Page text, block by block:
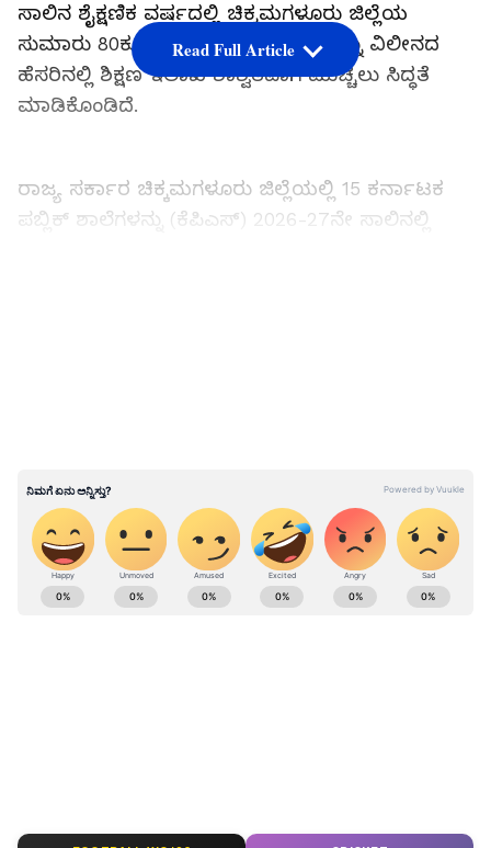
ಸಾಲಿನ ಶೈಕ್ಷಣಿಕ ವರ್ಷದಲ್ಲಿ ಚಿಕ್ಕಮಗಳೂರು ಜಿಲ್ಲೆಯ
ಸುಮಾರು 80ಕ್ಕೂ ಅಧಿಕ ಸರ್ಕಾರಿ ಶಾಲೆಗಳನ್ನು ವಿಲೀನದ
ಹೆಸರಿನಲ್ಲಿ ಶಿಕ್ಷಣ ಇಲಾಖೆ ಶಾಶ್ವತವಾಗಿ ಮುಚ್ಚಲು ಸಿದ್ಧತೆ
ಮಾಡಿಕೊಂಡಿದೆ.
ರಾಜ್ಯ ಸರ್ಕಾರ ಚಿಕ್ಕಮಗಳೂರು ಜಿಲ್ಲೆಯಲ್ಲಿ 15 ಕರ್ನಾಟಕ
ಪಬ್ಲಿಕ್‌ ಶಾಲೆಗಳನ್ನು (ಕೆಪಿಎಸ್‌) 2026-27ನೇ ಸಾಲಿನಲ್ಲಿ
Read Full Article
ABOUT THE AUTHOR